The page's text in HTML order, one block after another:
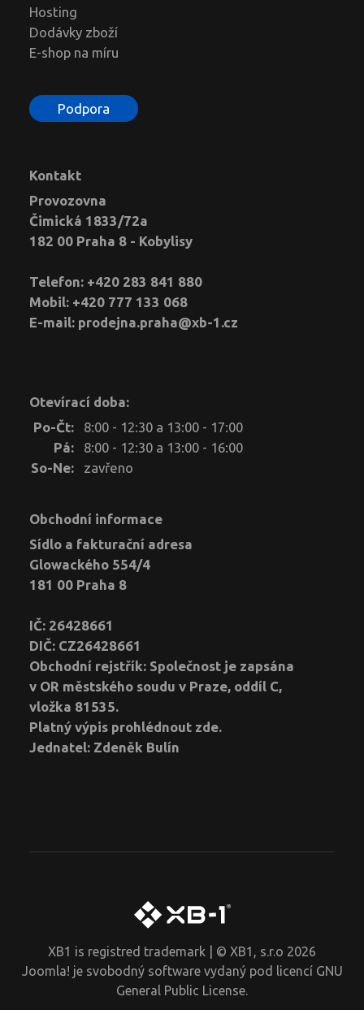
Hosting
Dodávky zboží
E-shop na míru
Podpora
Kontakt
Provozovna
Čimická 1833/72a
182 00 Praha 8 - Kobylisy
Telefon: +420 283 841 880
Mobil: +420 777 133 068
E-mail: prodejna.praha@xb-1.cz
Otevírací doba:
Po-Čt:
8:00 - 12:30 a 13:00 - 17:00
Pá:
8:00 - 12:30 a 13:00 - 16:00
So-Ne:
zavřeno
Obchodní informace
Sídlo a fakturační adresa
Glowackého 554/4
181 00 Praha 8
IČ: 26428661
DIČ: CZ26428661
Obchodní rejstřík: Společnost je zapsána
v OR městského soudu v Praze, oddíl C,
vložka 81535.
Platný výpis prohlédnout zde.
Jednatel: Zdeněk Bulín
XB1 is registred trademark | © XB1, s.r.o 2026
Joomla! je svobodný software vydaný pod licencí GNU
General Public License.